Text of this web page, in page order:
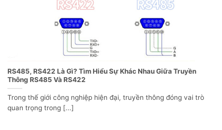
RS485, RS422 Là Gì? Tìm Hiểu Sự Khác Nhau Giữa Truyền
Thông RS485 Và RS422
Trong thế giới công nghiệp hiện đại, truyền thông đóng vai trò
quan trọng trong [...]